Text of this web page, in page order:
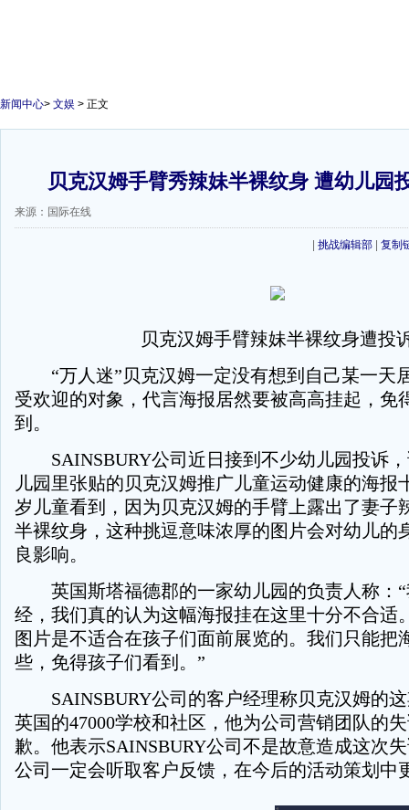
新闻中心> 文娱 > 正文
贝克汉姆手臂秀辣妹半裸纹身 遭幼儿园
来源：国际在线
挑战编辑部 复制
贝克汉姆手臂辣妹半裸纹身遭投
“万人迷”贝克汉姆一定没有想到自己某一天
受欢迎的对象，代言海报居然要被高高挂起，免
到。
SAINSBURY公司近日接到不少幼儿园投诉，
儿园里张贴的贝克汉姆推广儿童运动健康的海报
岁儿童看到，因为贝克汉姆的手臂上露出了妻子
半裸纹身，这种挑逗意味浓厚的图片会对幼儿的
良影响。
英国斯塔福德郡的一家幼儿园的负责人称：“
经，我们真的认为这幅海报挂在这里十分不合适
图片是不适合在孩子们面前展览的。我们只能把
些，免得孩子们看到。”
SAINSBURY公司的客户经理称贝克汉姆的这
英国的47000学校和社区，他为公司营销团队的
歉。他表示SAINSBURY公司不是故意造成这次
公司一定会听取客户反馈，在今后的活动策划中